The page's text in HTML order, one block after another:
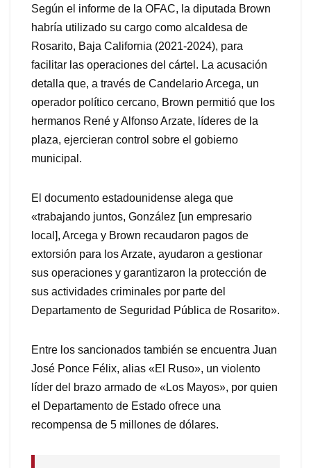
Según el informe de la OFAC, la diputada Brown
habría utilizado su cargo como alcaldesa de
Rosarito, Baja California (2021-2024), para
facilitar las operaciones del cártel. La acusación
detalla que, a través de Candelario Arcega, un
operador político cercano, Brown permitió que los
hermanos René y Alfonso Arzate, líderes de la
plaza, ejercieran control sobre el gobierno
municipal.
El documento estadounidense alega que
«trabajando juntos, González [un empresario
local], Arcega y Brown recaudaron pagos de
extorsión para los Arzate, ayudaron a gestionar
sus operaciones y garantizaron la protección de
sus actividades criminales por parte del
Departamento de Seguridad Pública de Rosarito».
Entre los sancionados también se encuentra Juan
José Ponce Félix, alias «El Ruso», un violento
líder del brazo armado de «Los Mayos», por quien
el Departamento de Estado ofrece una
recompensa de 5 millones de dólares.